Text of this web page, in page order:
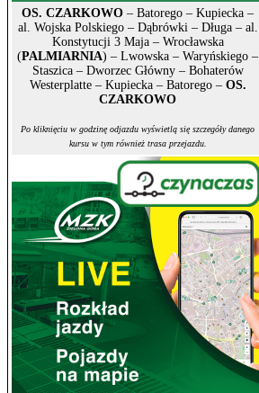
OS. CZARKOWO – Batorego – Kupiecka –
al. Wojska Polskiego – Dąbrówki – Długa – al.
Konstytucji 3 Maja – Wrocławska
(PALMIARNIA) – Lwowska – Waryńskiego –
Staszica – Dworzec Główny – Bohaterów
Westerplatte – Kupiecka – Batorego – OS.
CZARKOWO
Po kliknięciu w godzinę odjazdu wyświetlą się szczegóły danego
kursu w tym również trasa przejazdu.